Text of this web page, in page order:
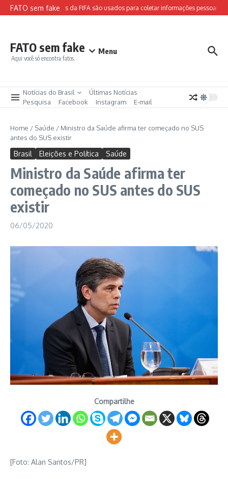
Ir para o conteúdo
FATO sem fake
Sites falsos da FIFA são usados para coletar informações pessoais e
FATO sem fake
Aqui você só encontra fatos.
Menu
Notícias do Brasil
Últimas Notícias
Pesquisa
Facebook Instagram E-mail
Home / Saúde / Ministro da Saúde afirma ter começado no SUS
antes do SUS existir
Brasil Eleições e Política Saúde
Ministro da Saúde afirma ter
começado no SUS antes do SUS
existir
06/05/2020
Compartilhe
[Foto: Alan Santos/PR]